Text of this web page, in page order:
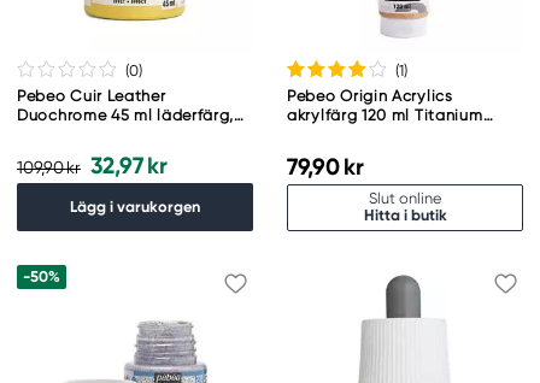
(0)
Pebeo Cuir Leather
Duochrome 45 ml läderfärg,
109,90 kr 32,97 kr
Lägg i varukorgen
(1)
Pebeo Origin Acrylics
akrylfärg 120 ml Titanium
79,90 kr
Slut online
Hitta i butik
-50%